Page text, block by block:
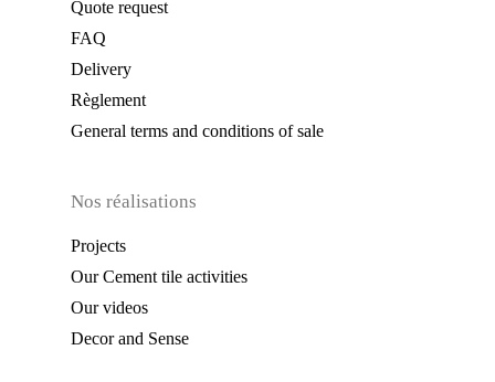
Quote request
FAQ
Delivery
Règlement
General terms and conditions of sale
Nos réalisations
Projects
Our Cement tile activities
Our videos
Decor and Sense